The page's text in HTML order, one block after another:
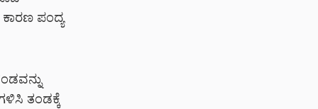
ಪಂದ್ಯ
ತಂಡಕ್ಕೆ